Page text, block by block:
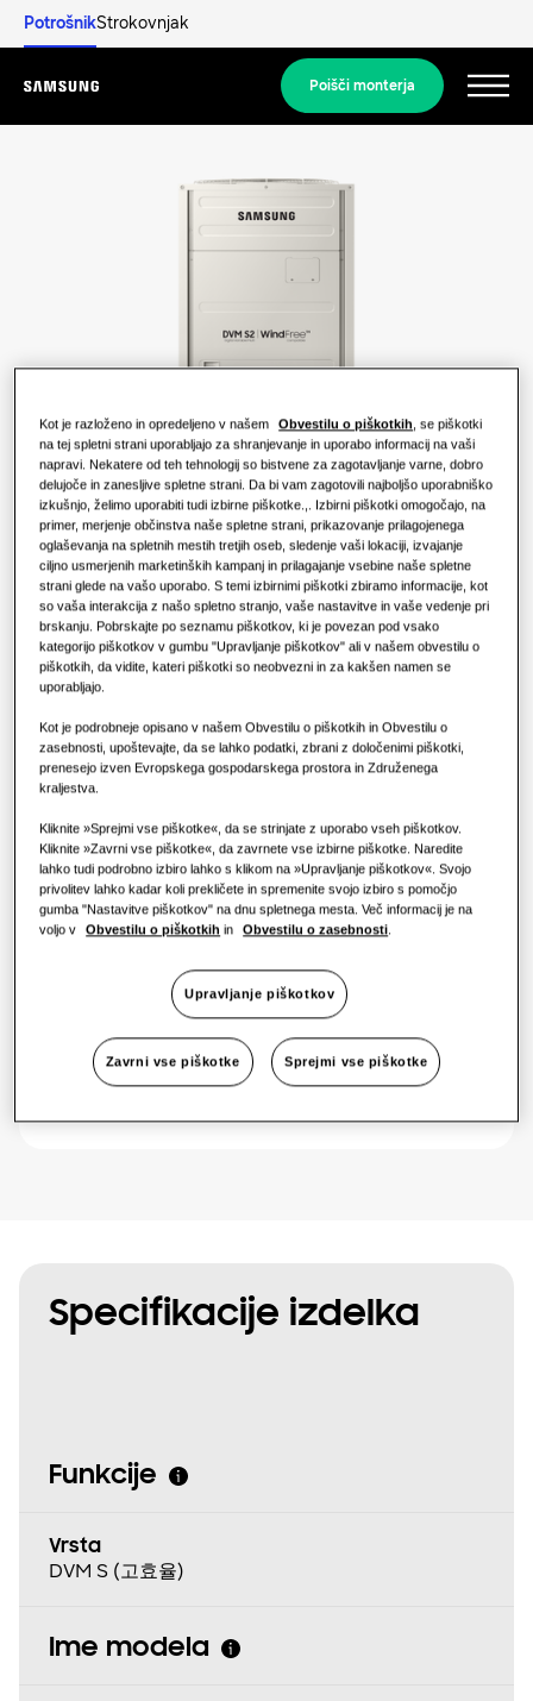
PotrošnikStrokovnjak
Menu
Poišči monterja
Kaj je toplotna črpalka in kako deluje?
Prednosti toplotne črpalke
Kaj je klimatska naprava in kako
deluje?
KOMERCIALNE REŠITVE
Hoteli
Maloprodaja
Restavracija
Pisarna
Trajnost
One Samsung
REŠITVE ZA VAŠ DOM
Rešitve za klimatizacijo
Toplotne črpalke
REŠITVE ZA KOMERCIALNE ZGRADBE
Rešitve za klimatizacijo
Upravljanje
Izdelki
Izdelki Hero
O Samsungu
ZMOGLJIVOST: 22.4KW
DVM S2 High EER zunanja enota
AM080AXVGGH/EU
Razpoložljiva zmogljivost
22.4KW
45.0KW 50.4KW 56.0KW 61.6KW
67.2KW 72.8KW
Poišči monterja
Specifikacije izdelka
Funkcije
Vrsta
DVM S (고효율)
Ime modela
Kot je razloženo in opredeljeno v našem Obvestilu o piškotkih, se piškotki
na tej spletni strani uporabljajo za shranjevanje in uporabo informacij na vaši
napravi. Nekatere od teh tehnologij so bistvene za zagotavljanje varne, dobro
delujoče in zanesljive spletne strani. Da bi vam zagotovili najboljšo uporabniško
izkušnjo, želimo uporabiti tudi izbirne piškotke.,. Izbirni piškotki omogočajo, na
primer, merjenje občinstva naše spletne strani, prikazovanje prilagojenega
oglaševanja na spletnih mestih tretjih oseb, sledenje vaši lokaciji, izvajanje
ciljno usmerjenih marketinških kampanj in prilagajanje vsebine naše spletne
strani glede na vašo uporabo. S temi izbirnimi piškotki zbiramo informacije, kot
so vaša interakcija z našo spletno stranjo, vaše nastavitve in vaše vedenje pri
brskanju. Pobrskajte po seznamu piškotkov, ki je povezan pod vsako
kategorijo piškotkov v gumbu "Upravljanje piškotkov" ali v našem obvestilu o
piškotkih, da vidite, kateri piškotki so neobvezni in za kakšen namen se
uporabljajo.
Kot je podrobneje opisano v našem Obvestilu o piškotkih in Obvestilu o
zasebnosti, upoštevajte, da se lahko podatki, zbrani z določenimi piškotki,
prenesejo izven Evropskega gospodarskega prostora in Združenega
kraljestva.
Kliknite »Sprejmi vse piškotke«, da se strinjate z uporabo vseh piškotkov.
Kliknite »Zavrni vse piškotke«, da zavrnete vse izbirne piškotke. Naredite
lahko tudi podrobno izbiro lahko s klikom na »Upravljanje piškotkov«. Svojo
privolitev lahko kadar koli prekličete in spremenite svojo izbiro s pomočjo
gumba "Nastavitve piškotkov" na dnu spletnega mesta. Več informacij je na
voljo v
Obvestilu o piškotkih in Obvestilu o zasebnosti.
Upravljanje piškotkov
Zavrni vse piškotke Sprejmi vse piškotke